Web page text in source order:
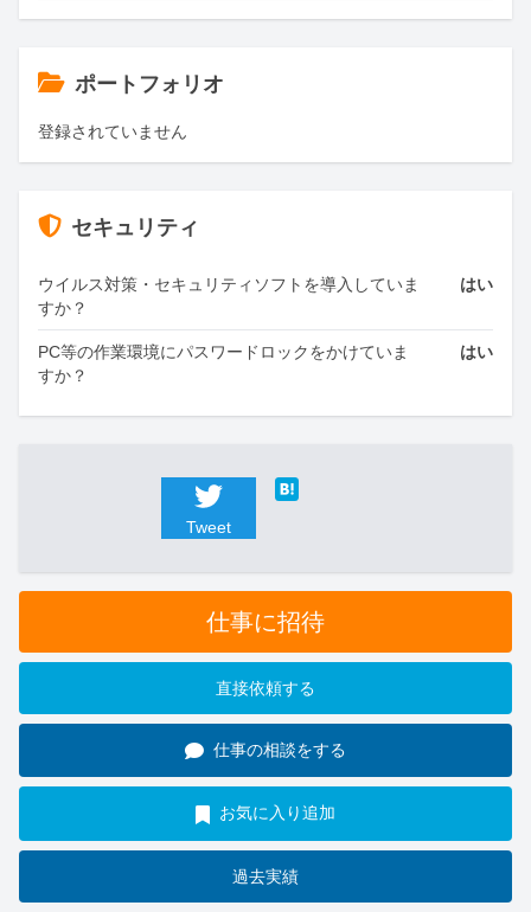
ポートフォリオ
登録されていません
セキュリティ
ウイルス対策・セキュリティソフトを導入していま
すか？
はい
PC等の作業環境にパスワードロックをかけていま
すか？
はい
Tweet
仕事に招待
直接依頼する
仕事の相談をする
お気に入り追加
過去実績